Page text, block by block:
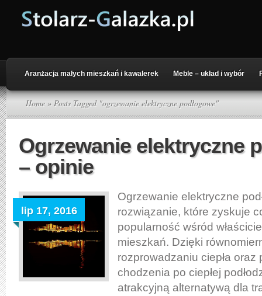
Aranżacja małych mieszkań i kawalerek Meble – układ i wybór
Home » Posts Tagged "ogrzewanie elektryczne podłogowe"
Ogrzewanie elektryczne
– opinie
lip 17, 2016
Ogrzewanie elektryczne
rozwiązanie, które zyskuje
popularność wśród
mieszkań. Dzięki
rozprowadzaniu ciepła oraz
chodzenia po ciepłej
atrakcyjną alternatywą dla